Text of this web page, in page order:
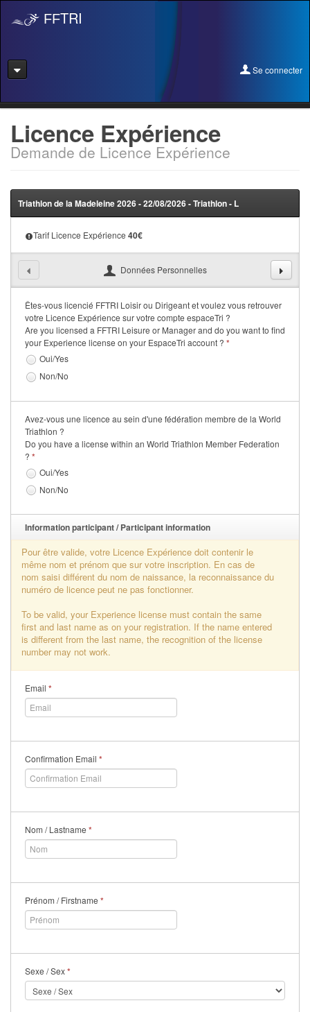
FFTRI
Se connecter
Se licencier
Pass Rentrée Bougez/Club
Créer un club
Devenir organisateur
Se former
FAQ
Nous Contacter
Licence Expérience
Demande de Licence Expérience
Triathlon de la Madeleine 2026 - 22/08/2026 - Triathlon - L
Tarif Licence Expérience 40€
Données Personnelles
Êtes-vous licencié FFTRI Loisir ou Dirigeant et voulez vous retrouver
votre Licence Expérience sur votre compte espaceTri ?
Are you licensed a FFTRI Leisure or Manager and do you want to find
your Experience license on your EspaceTri account ? *
Oui/Yes
Non/No
Avez-vous une licence au sein d'une fédération membre de la World
Triathlon ?
Do you have a license within an World Triathlon Member Federation
? *
Oui/Yes
Non/No
Information participant / Participant information
Pour être valide, votre Licence Expérience doit contenir le
même nom et prénom que sur votre inscription. En cas de
nom saisi différent du nom de naissance, la reconnaissance du
numéro de licence peut ne pas fonctionner.
To be valid, your Experience license must contain the same
first and last name as on your registration. If the name entered
is different from the last name, the recognition of the license
number may not work.
Email *
Confirmation Email *
Nom / Lastname *
Prénom / Firstname *
Sexe / Sex*